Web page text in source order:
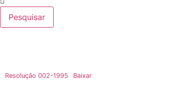
Pesquisar
Resolução 002-1995 Baixar